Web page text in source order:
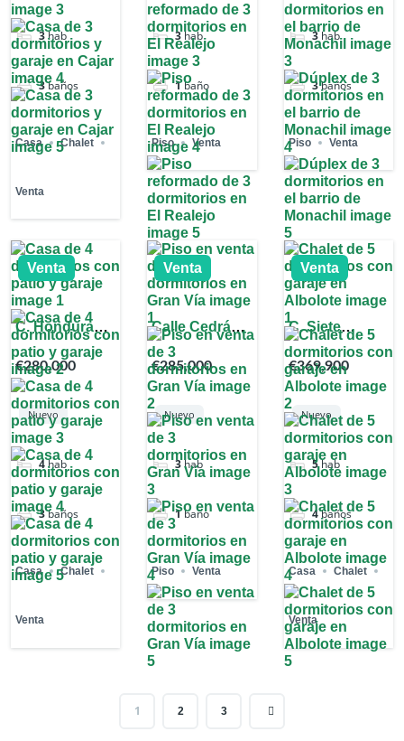
3hab
3baños
Casa Chalet
Venta
3hab
1baño
Piso Venta
3 hab
3baños
Piso Venta
Venta
C. Honduras,
Granada,
España
€280,000
Nuevo
4hab
3baños
Casa Chalet
Venta
Venta
Calle Cedrán,
18010
Granada,
España
€285,000
Nuevo
3hab
1baño
Piso Venta
Venta
C. Siete
Lagunas,
18220,
Granada,
España
€369,900
Nuevo
5hab
4baños
Casa Chalet
Venta
1 2 3